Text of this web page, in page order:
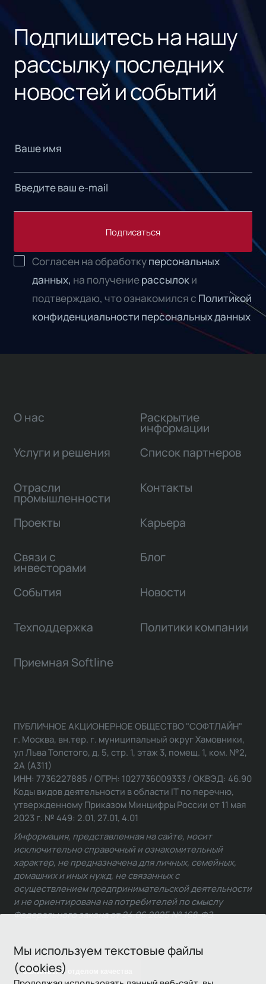
Подпишитесь на нашу
рассылку последних
новостей и событий
Подписаться
Согласен на обработкуперсональных
данных, на получениерассылоки
подтверждаю, что ознакомился с Политикой
конфиденциальности персональных данных
Мы используем текстовые файлы
(cookies)
О нас
Услуги и решения
Отрасли
промышленности
Проекты
Связи с
инвесторами
Раскрытие
информации
Список партнеров
Контакты
Карьера
Блог
События Новости
Техподдержка Политики компании
Приемная Softline
Связаться с отделом качества
ПУБЛИЧНОЕ АКЦИОНЕРНОЕ ОБЩЕСТВО "СОФТЛАЙН"
г. Москва, вн.тер. г. муниципальный округ Хамовники,
ул Льва Толстого, д. 5, стр. 1, этаж 3, помещ. 1, ком. №2,
2А (А311)
ИНН: 7736227885 / ОГРН: 1027736009333 / ОКВЭД: 46.90
Коды видов деятельности в области IT по перечню,
утвержденному Приказом Минцифры России от 11 мая
2023 г. № 449: 2.01, 27.01, 4.01
Информация, представленная на сайте, носит
исключительно справочный и ознакомительный
характер, не предназначена для личных, семейных,
домашних и иных нужд, не связанных с
осуществлением предпринимательской деятельности
и не ориентирована на потребителей по смыслу
Федерального закона от 24.06.2025 № 168-ФЗ.